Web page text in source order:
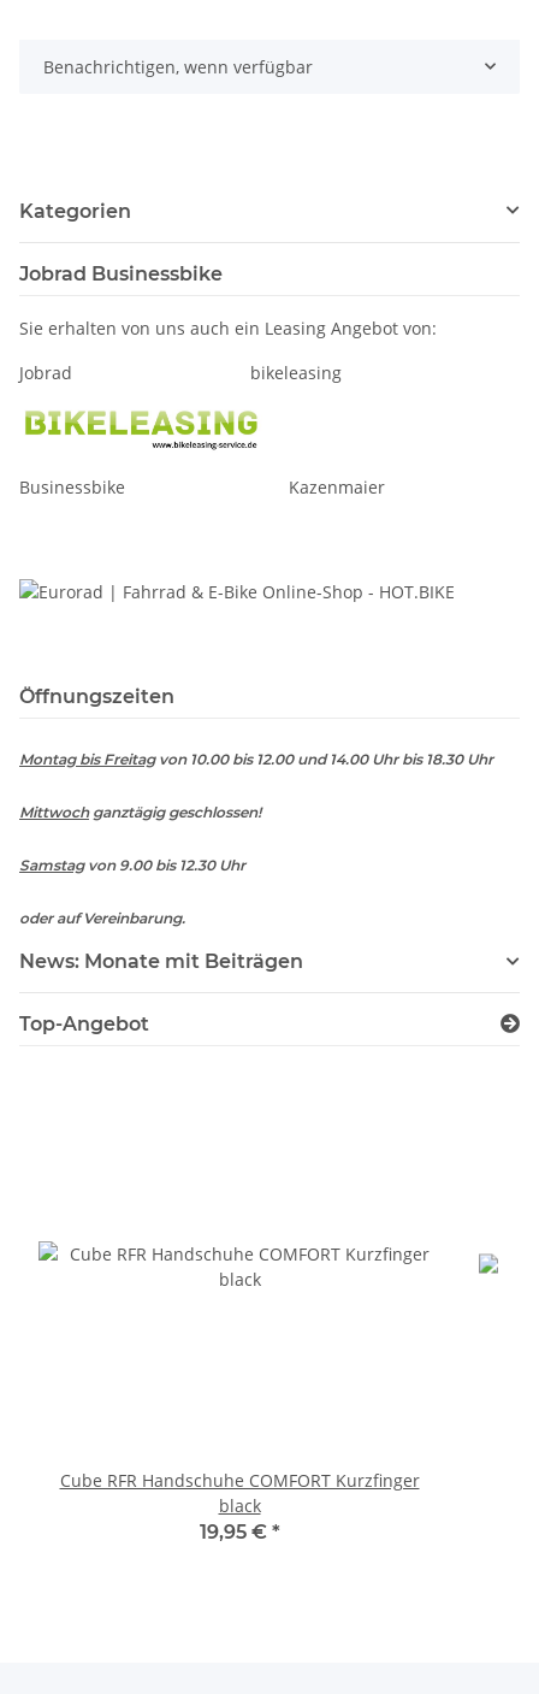
Benachrichtigen, wenn verfügbar
Kategorien
Jobrad Businessbike
Sie erhalten von uns auch ein Leasing Angebot von:
Jobrad bikeleasing
Businessbike Kazenmaier
Öffnungszeiten
Montag bis Freitagvon 10.00 bis 12.00 und 14.00 Uhr bis 18.30 Uhr
Mittwochganztägig geschlossen!
Samstagvon 9.00 bis 12.30 Uhr
oder auf Vereinbarung.
News: Monate mit Beiträgen
Top-Angebot
Cube RFR Handschuhe COMFORT Kurzfinger
black
19,95 € *